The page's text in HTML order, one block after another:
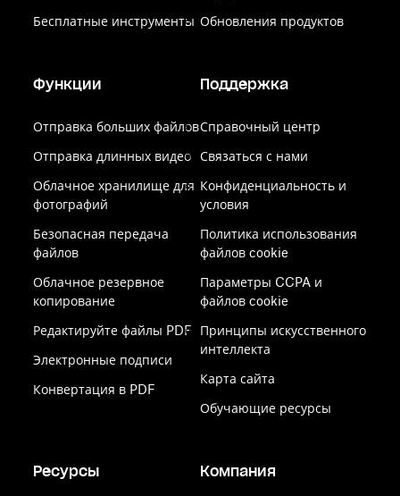
Бесплатные инструменты Обновления продуктов
Функции
Отправка больших файлов
Отправка длинных видео
Облачное хранилище для
фотографий
Безопасная передача
файлов
Облачное резервное
копирование
Редактируйте файлы PDF
Электронные подписи
Конвертация в PDF
Поддержка
Справочный центр
Связаться с нами
Конфиденциальность и
условия
Политика использования
файлов cookie
Параметры CCPA и
файлов cookie
Принципы искусственного
интеллекта
Карта сайта
Обучающие ресурсы
Ресурсы Компания